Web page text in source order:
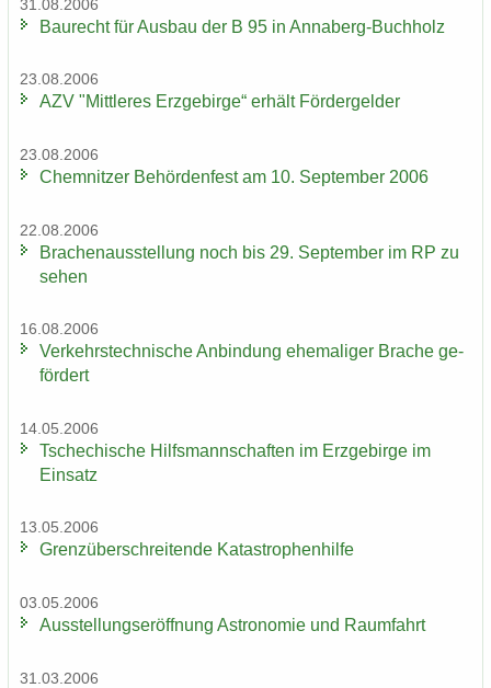
31.08.2006
Bau­recht für Aus­bau der B 95 in Annaberg-​Buchholz
23.08.2006
AZV "Mitt­le­res Erz­ge­bir­ge“ er­hält För­der­gel­der
23.08.2006
Chem­nit­zer Be­hör­den­fest am 10. Sep­tem­ber 2006
22.08.2006
Bra­chen­aus­stel­lung noch bis 29. Sep­tem­ber im RP zu
sehen
16.08.2006
Ver­kehrs­tech­ni­sche An­bin­dung ehe­ma­li­ger Bra­che ge­
för­dert
14.05.2006
Tsche­chi­sche Hilfs­mann­schaf­ten im Erz­ge­bir­ge im
Ein­satz
13.05.2006
Grenz­über­schrei­ten­de Ka­ta­stro­phen­hil­fe
03.05.2006
Aus­stel­lungs­er­öff­nung As­tro­no­mie und Raum­fahrt
31.03.2006